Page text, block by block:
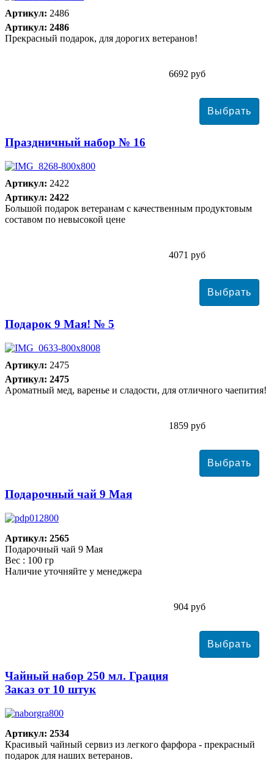
Артикул: 2486
Артикул: 2486
Прекрасный подарок, для дорогих ветеранов!
6692 руб
Праздничный набор № 16
Артикул: 2422
Артикул: 2422
Большой подарок ветеранам с качественным продуктовым
составом по невысокой цене
4071 руб
Подарок 9 Мая! № 5
Артикул: 2475
Артикул: 2475
Ароматный мед, варенье и сладости, для отличного чаепития!
1859 руб
Подарочный чай 9 Мая
Артикул: 2565
Подарочный чай 9 Мая
Вес : 100 гр
Наличие уточняйте у менеджера
904 руб
Чайный набор 250 мл. Грация
Заказ от 10 штук
Артикул: 2534
Красивый чайный сервиз из легкого фарфора - прекрасный
подарок для наших ветеранов.